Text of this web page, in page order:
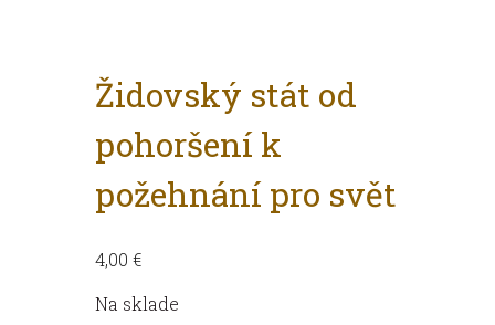
Židovský stát od
pohoršení k
požehnání pro svět
4,00 €
Na sklade